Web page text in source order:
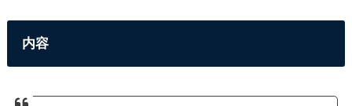
内容